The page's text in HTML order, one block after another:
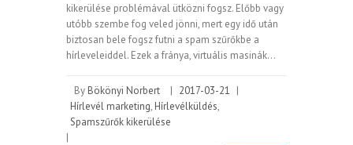
kikerülése problémával ütközni fogsz. Előbb vagy
utóbb szembe fog veled jönni, mert egy idő után
biztosan bele fogsz futni a spam szűrőkbe a
hírleveleiddel. Ezek a fránya, virtuális masinák…
By Bökönyi Norbert | 2017-03-21 |
Hírlevél marketing, Hírlevélküldés,
Spamszűrők kikerülése
|